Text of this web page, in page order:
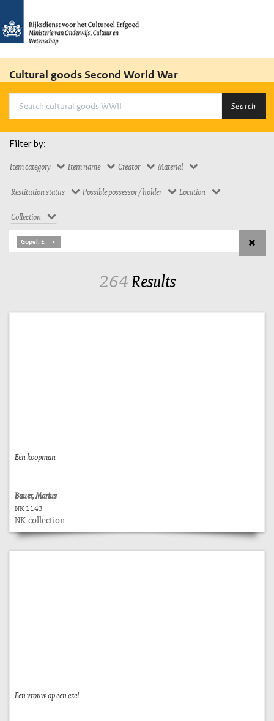
Cultural goods Second World War
Search
Filter by:
Item category Item name Creator Material
Restitution status Possible possessor / holder Location
Collection
Göpel, E.
264Results
Een koopman
Bauer, Marius
NK 1143
NK-collection
Een vrouw op een ezel